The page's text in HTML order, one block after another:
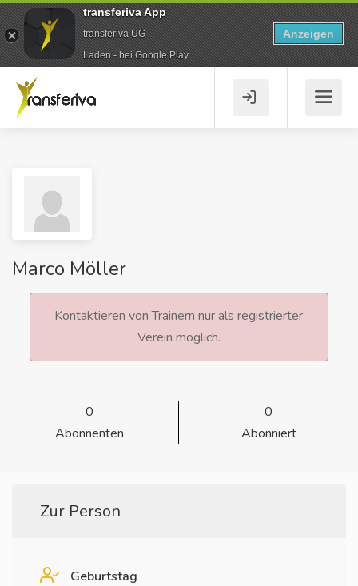
Marco Möller
Kontaktieren von Trainern nur als registrierter
Verein möglich.
0
Abonnenten
0
Abonniert
Zur Person
Geburtstag
transferiva App
transferiva UG
Laden - bei Google Play
Anzeigen